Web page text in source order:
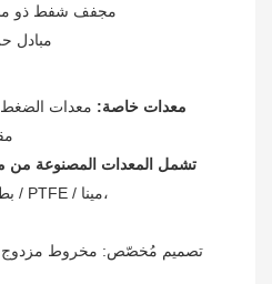
4. مجفف شفط
5.
معدات خاصة:
تشمل المعدات المصنوعة من
بطانة بلاستيكية مقاومة للتآكل / PTFE / مينا،